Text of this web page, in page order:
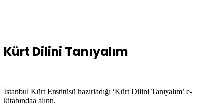
Kürt Dilini Tanıyalım
İstanbul Kürt Enstitüsü hazırladığı ‘Kürt Dilini Tanıyalım’ e-
kitabındaa alıntı.